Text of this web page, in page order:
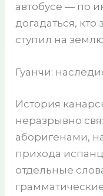
автобусе — по
догадаться, кто
ступил на
Гуанчи:
История
неразрывно
аборигенами,
прихода
отдельные